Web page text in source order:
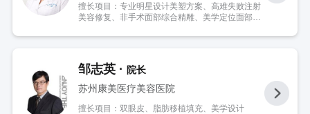
擅长项目：专业明星设计美塑方案、高难失败注射
美容修复、非手术面部综合精雕、美学定位面部年
邹志英 ·院长
苏州康美医疗美容医院
擅长项目：双眼皮、脂肪移植填充、美学设计